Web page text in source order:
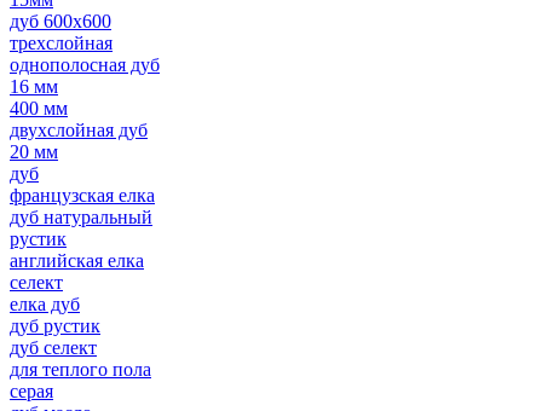
дуб 600х600
трехслойная
однополосная дуб
16 мм
400 мм
двухслойная дуб
20 мм
дуб
французская елка
дуб натуральный
рустик
английская елка
селект
елка дуб
дуб рустик
дуб селект
для теплого пола
серая